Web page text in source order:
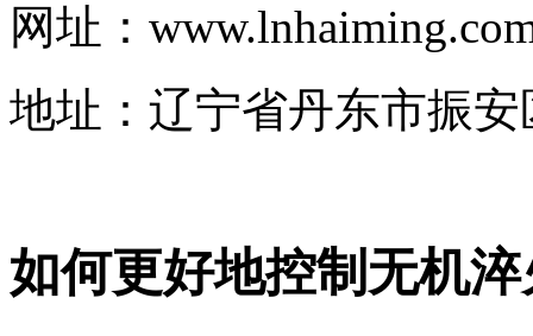
网址：
地址：辽宁省丹东市振
如何更好地控制无机